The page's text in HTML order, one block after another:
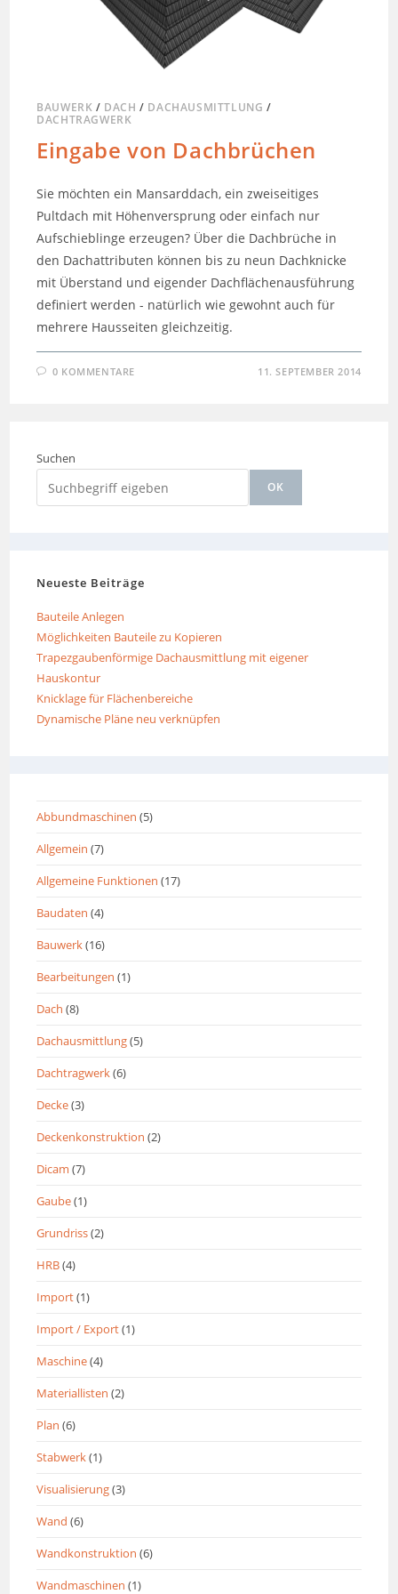
BAUWERK / DACH / DACHAUSMITTLUNG /
DACHTRAGWERK
Eingabe von Dachbrüchen
Sie möchten ein Mansarddach, ein zweiseitiges
Pultdach mit Höhenversprung oder einfach nur
Aufschieblinge erzeugen? Über die Dachbrüche in
den Dachattributen können bis zu neun Dachknicke
mit Überstand und eigender Dachflächenausführung
definiert werden - natürlich wie gewohnt auch für
mehrere Hausseiten gleichzeitig.
0 KOMMENTARE 11. SEPTEMBER 2014
Suchen
OK
Neueste Beiträge
Bauteile Anlegen
Möglichkeiten Bauteile zu Kopieren
Trapezgaubenförmige Dachausmittlung mit eigener
Hauskontur
Knicklage für Flächenbereiche
Dynamische Pläne neu verknüpfen
Abbundmaschinen (5)
Allgemein (7)
Allgemeine Funktionen (17)
Baudaten (4)
Bauwerk(16)
Bearbeitungen (1)
Dach (8)
Dachausmittlung(5)
Dachtragwerk(6)
Decke(3)
Deckenkonstruktion (2)
Dicam (7)
Gaube(1)
Grundriss(2)
HRB(4)
Import(1)
Import / Export(1)
Maschine(4)
Materiallisten (2)
Plan (6)
Stabwerk(1)
Visualisierung(3)
Wand (6)
Wandkonstruktion (6)
Wandmaschinen (1)